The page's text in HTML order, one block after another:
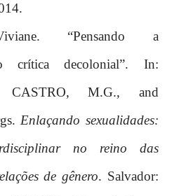
“Pensando a
crítica decolonial”. In:
CASTRO, M.G., and
Enlaçando sexualidades:
no reino das
de gênero. Salvador: